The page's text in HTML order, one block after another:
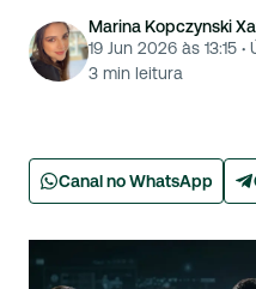
Marina Kopczynski
19 Jun 2026 às 13:15 ·
3 min leitura
Canal no WhatsApp